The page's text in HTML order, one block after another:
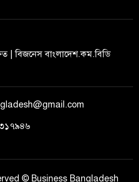
| বিজনেস বাংলাদেশ.কম.বিডি
© Business Bangladesh